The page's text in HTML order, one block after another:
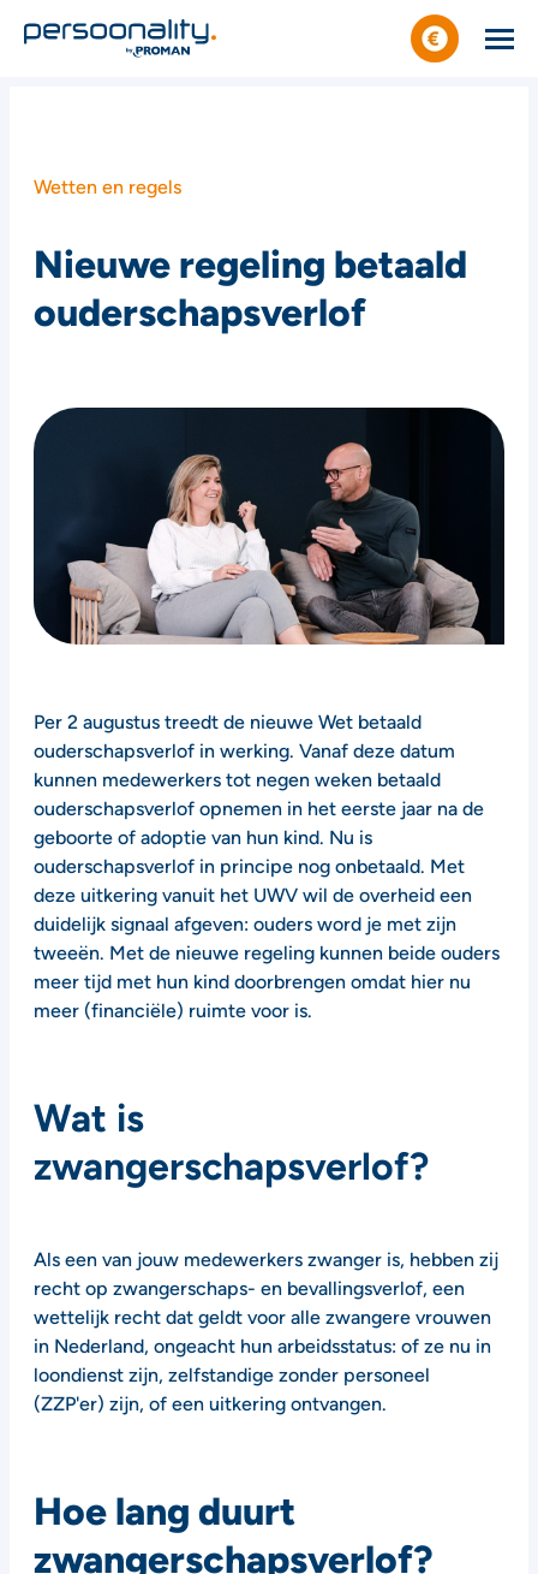
Wetten en regels
Nieuwe regeling betaald
ouderschapsverlof
Per 2 augustus treedt de nieuwe Wet betaald
ouderschapsverlof in werking. Vanaf deze datum
kunnen medewerkers tot negen weken betaald
ouderschapsverlof opnemen in het eerste jaar na de
geboorte of adoptie van hun kind. Nu is
ouderschapsverlof in principe nog onbetaald. Met
deze uitkering vanuit het UWV wil de overheid een
duidelijk signaal afgeven: ouders word je met zijn
tweeën. Met de nieuwe regeling kunnen beide ouders
meer tijd met hun kind doorbrengen omdat hier nu
meer (financiële) ruimte voor is.
Wat is
zwangerschapsverlof?
Als een van jouw medewerkers zwanger is, hebben zij
recht op zwangerschaps- en bevallingsverlof, een
wettelijk recht dat geldt voor alle zwangere vrouwen
in Nederland, ongeacht hun arbeidsstatus: of ze nu in
loondienst zijn, zelfstandige zonder personeel
(ZZP'er) zijn, of een uitkering ontvangen.
Hoe lang duurt
zwangerschapsverlof?